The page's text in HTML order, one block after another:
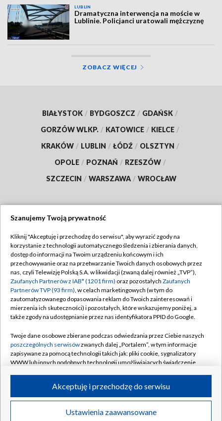
LUBLIN
Dramatyczna interwencja na moście w
Lublinie. Policjanci uratowali mężczyznę
ZOBACZ WIĘCEJ
BIAŁYSTOK / BYDGOSZCZ / GDAŃSK /
GORZÓW WLKP. / KATOWICE / KIELCE /
KRAKÓW / LUBLIN / ŁÓDŹ / OLSZTYN /
OPOLE / POZNAŃ / RZESZÓW /
SZCZECIN / WARSZAWA / WROCŁAW
TVP
Abonament TVP
Emisja w TVP
Centrum informacji TVP
Naziemna Telewizja Cyfrowa
Rada Programowa
System NOS
Informacje o nadawcy
Program dla prasy
Regulamin TVP
Polityka prywatności
Moje zgody
Pomoc
Kontakt
Kanały
©2026 Telewizja Polska S.A. w likwidacji
Szanujemy Twoją prywatność
Kliknij "Akceptuję i przechodzę do serwisu", aby wyrazić zgody na
korzystanie z technologii automatycznego śledzenia i zbierania danych,
dostęp do informacji na Twoim urządzeniu końcowym i ich
przechowywanie oraz na przetwarzanie Twoich danych osobowych przez
nas, czyli Telewizję Polską S.A. w likwidacji (zwaną dalej również „TVP”),
Zaufanych Partnerów z IAB* (1201 firm) oraz pozostałych Zaufanych
Partnerów TVP (93 firm), w celach marketingowych (w tym do
zautomatyzowanego dopasowania reklam do Twoich zainteresowań i
mierzenia ich skuteczności) i pozostałych, które wskazujemy poniżej, a
także zgody na udostępnianie przez nas identyfikatora PPID do Google.
Twoje dane osobowe zbierane podczas odwiedzania przez Ciebie naszych
poszczególnych serwisówzwanych dalej „Portalem”, w tym informacje
zapisywane za pomocą technologii takich jak: pliki cookie, sygnalizatory
WWW lub innych podobnych technologii umożliwiających świadczenie
ruchu w Internecie.
Twoje dane osobowe zbierane podczas odwiedzania przez Ciebie
poszczególnych serwisówna Portalu, takie jak adresy IP, identyfikatory
Ustawienia zaawansowane
Akceptuję i przechodzę do serwisu